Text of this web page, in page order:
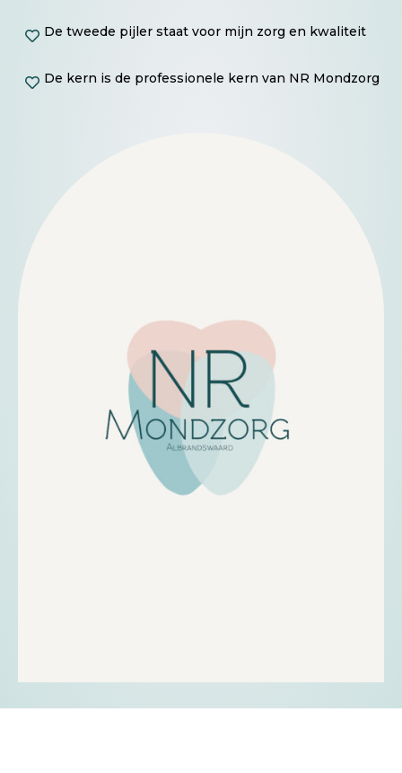
 De tweede pijler staat voor mijn zorg en kwaliteit
 De kern is de professionele kern van NR Mondzorg